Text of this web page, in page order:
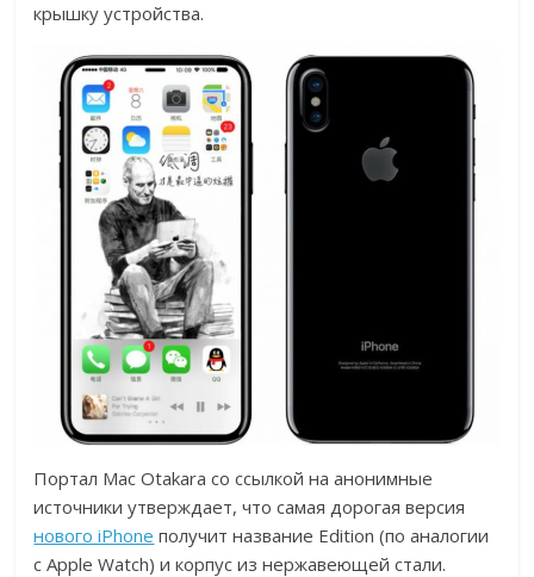
крышку устройства.
Портал Mac Otakara со ссылкой на анонимные
источники утверждает, что самая дорогая версия
нового iPhone получит название Edition (по аналогии
с Apple Watch) и корпус из нержавеющей стали.